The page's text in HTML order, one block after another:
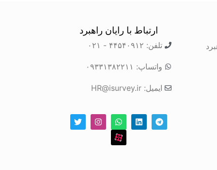
ارتباط با رایان راهبرد
تلفن: ۴۴۵۴۰۹۱۲ - ۰۲۱
واتساپ: ۰۹۳۳۱۳۸۲۲۱۱
ایمیل: HR@isurvey.ir